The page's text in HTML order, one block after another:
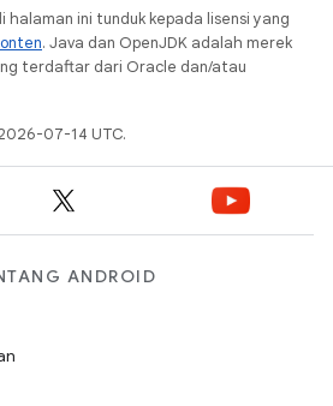
halaman ini tunduk kepada lisensi yang
. Java dan OpenJDK adalah merek
terdaftar dari Oracle dan/atau
07-14 UTC.
ANDROID